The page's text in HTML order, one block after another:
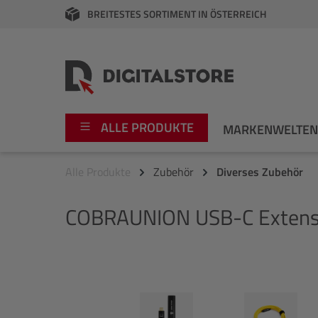
Zur Hauptnavigation springen
BREITESTES SORTIMENT IN ÖSTERREICH
ALLE PRODUKTE MARKENWELTEN
Video
Fujifilm
Alle Produkte Zubehör Diverses Zubehör
COBRAUNION USB-C